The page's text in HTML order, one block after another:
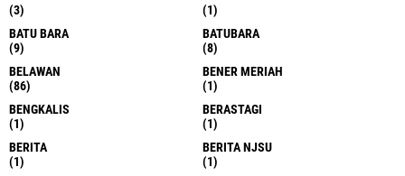
(3)
(1)
BATU BARA
(9)
BATUBARA
(8)
BELAWAN
(86)
BENER MERIAH
(1)
BENGKALIS
(1)
BERASTAGI
(1)
BERITA
(1)
BERITA NJSU
(1)